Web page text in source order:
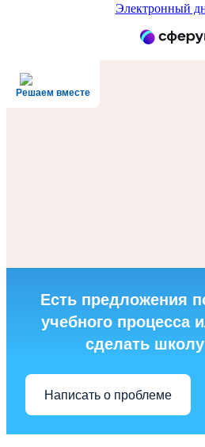
Электронный
Решаем вместе
Есть предложения
учебного процесса
сделать
Написать о проблеме